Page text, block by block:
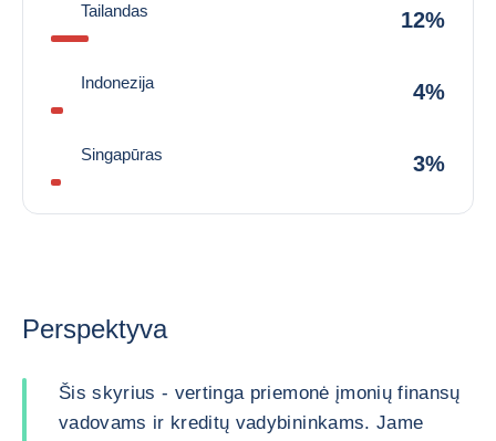
Tailandas 12%
Indonezija 4%
Singapūras 3%
Perspektyva
Šis skyrius - vertinga priemonė įmonių finansų
vadovams ir kreditų vadybininkams. Jame